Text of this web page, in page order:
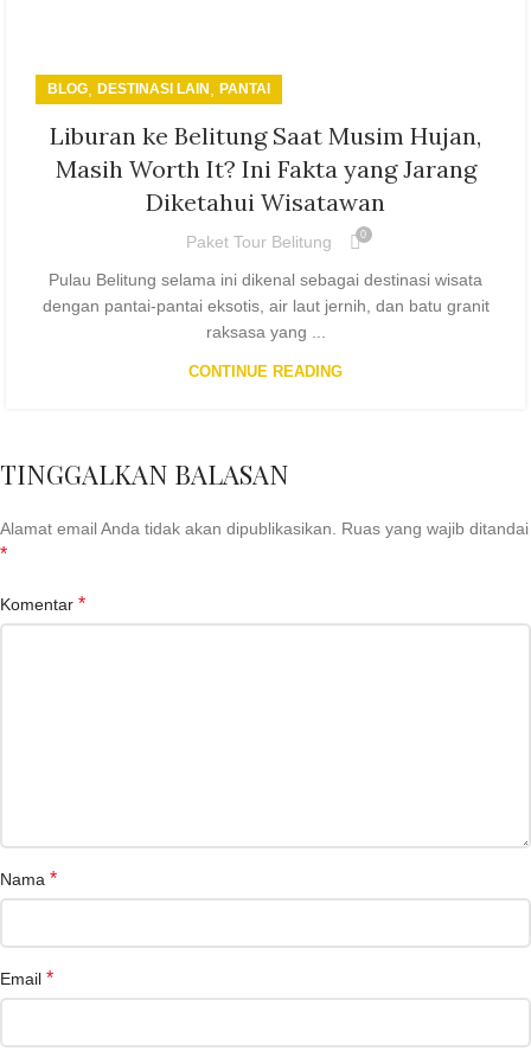
BLOG DESTINASI LAIN PANTAI
Liburan ke Belitung Saat Musim Hujan,
Masih Worth It? Ini Fakta yang Jarang
Diketahui Wisatawan
Paket Tour Belitung 0
Pulau Belitung selama ini dikenal sebagai destinasi wisata
dengan pantai-pantai eksotis, air laut jernih, dan batu granit
raksasa yang ...
CONTINUE READING
TINGGALKAN BALASAN
Alamat email Anda tidak akan dipublikasikan. Ruas yang wajib ditandai
*
Komentar *
Nama *
Email *